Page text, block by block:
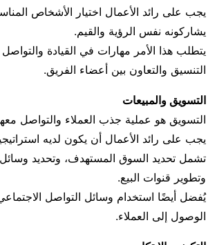
يجب على رائد الأعمال اختيار الأشخاص
يشاركونه نفس الرؤية والقيم.
يتطلب هذا الأمر مهارات في القيادة
التنسيق والتعاون بين أعضاء الفريق.
التسويق والمبيعات
التسويق هو عملية جذب العملاء والتواصل
يجب على رائد الأعمال أن يكون لديه
تشمل تحديد السوق المستهدف، وتحديد وسائل
وتطوير قنوات البيع.
يُفضل أيضًا استخدام وسائل التواصل
الوصول إلى العملاء.